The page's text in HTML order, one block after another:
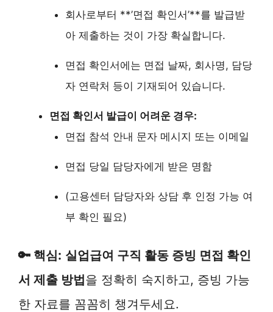
회사로부터 **’면접 확인서’**를 발급받
아 제출하는 것이 가장 확실합니다.
면접 확인서에는 면접 날짜, 회사명, 담당
자 연락처 등이 기재되어 있습니다.
면접 확인서 발급이 어려운 경우:
면접 참석 안내 문자 메시지 또는 이메일
면접 당일 담당자에게 받은 명함
(고용센터 담당자와 상담 후 인정 가능 여
부 확인 필요)
🔑 핵심: 실업급여 구직 활동 증빙 면접 확인
서 제출 방법을 정확히 숙지하고, 증빙 가능
한 자료를 꼼꼼히 챙겨두세요.